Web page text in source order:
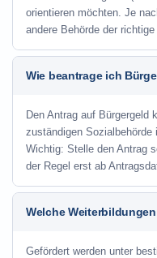
orientieren möchten. Je
andere Behörde der
Wie beantrage ich
Den Antrag auf Bürgergeld
zuständigen
Wichtig: Stelle den Antrag
der Regel erst ab
Welche
Gefördert werden unter